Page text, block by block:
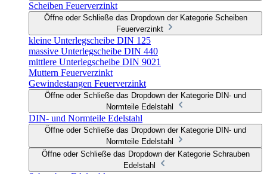
Scheiben Feuerverzinkt
Öffne oder Schließe das Dropdown der Kategorie Scheiben
Feuerverzinkt
kleine Unterlegscheibe DIN 125
massive Unterlegscheibe DIN 440
mittlere Unterlegscheibe DIN 9021
Muttern Feuerverzinkt
Gewindestangen Feuerverzinkt
Öffne oder Schließe das Dropdown der Kategorie DIN- und
Normteile Edelstahl
DIN- und Normteile Edelstahl
Öffne oder Schließe das Dropdown der Kategorie DIN- und
Normteile Edelstahl
Öffne oder Schließe das Dropdown der Kategorie Schrauben
Edelstahl